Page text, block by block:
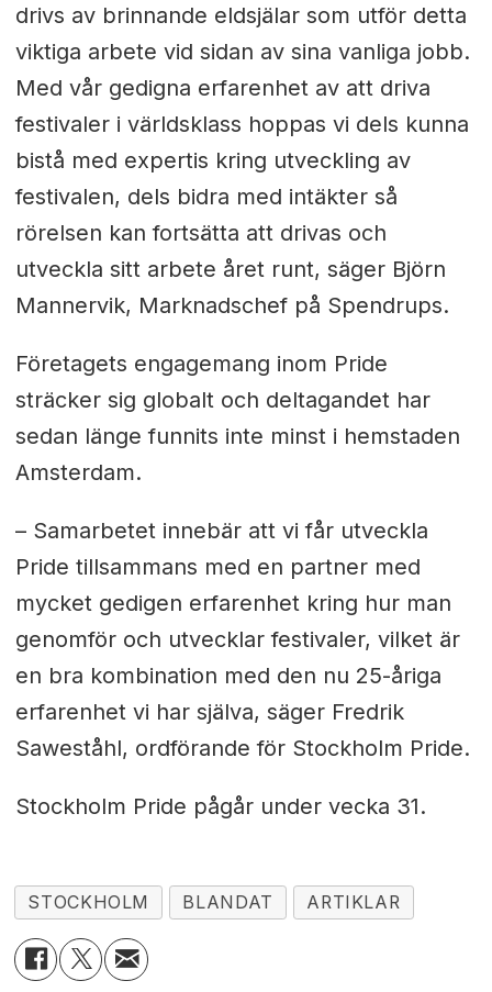
drivs av brinnande eldsjälar som utför detta
viktiga arbete vid sidan av sina vanliga jobb.
Med vår gedigna erfarenhet av att driva
festivaler i världsklass hoppas vi dels kunna
bistå med expertis kring utveckling av
festivalen, dels bidra med intäkter så
rörelsen kan fortsätta att drivas och
utveckla sitt arbete året runt, säger Björn
Mannervik, Marknadschef på Spendrups.
Företagets engagemang inom Pride
sträcker sig globalt och deltagandet har
sedan länge funnits inte minst i hemstaden
Amsterdam.
– Samarbetet innebär att vi får utveckla
Pride tillsammans med en partner med
mycket gedigen erfarenhet kring hur man
genomför och utvecklar festivaler, vilket är
en bra kombination med den nu 25-åriga
erfarenhet vi har själva, säger Fredrik
Saweståhl, ordförande för Stockholm Pride.
Stockholm Pride pågår under vecka 31.
STOCKHOLM BLANDAT ARTIKLAR